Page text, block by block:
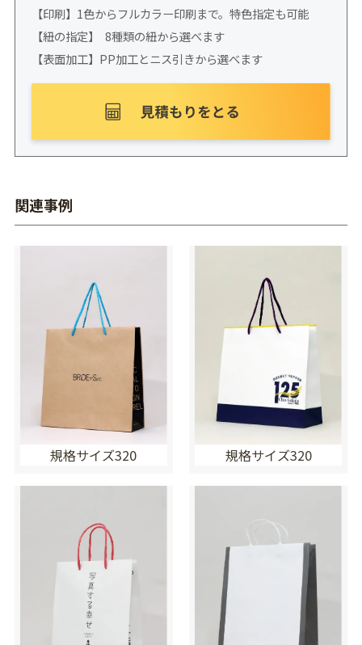
【印刷】1色からフルカラー印刷まで。特色指定も可能
【紐の指定】 8種類の紐から選べます
【表面加工】PP加工とニス引きから選べます
関連事例
規格サイズ320 規格サイズ320